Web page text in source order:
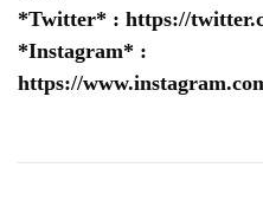
*Twitter* : https://
*Instagram* :
https://